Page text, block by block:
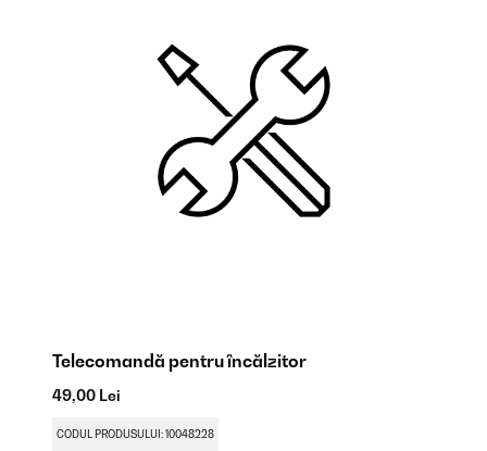
Telecomandă pentru încălzitor
49,00 Lei
CODUL PRODUSULUI: 10048228